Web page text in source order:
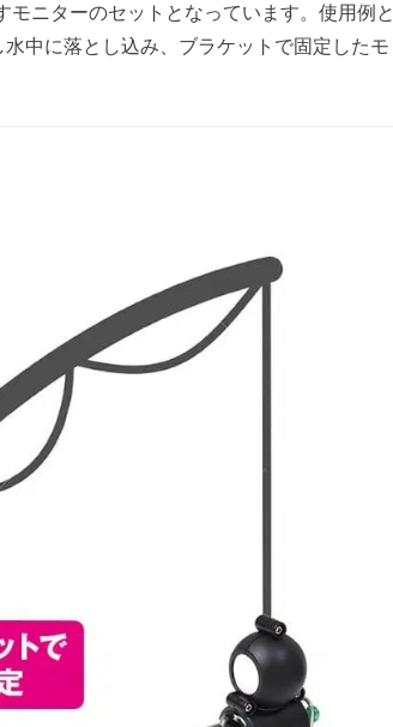
モニターのセットとなっています。使用例と
中に落とし込み、ブラケットで固定したモ